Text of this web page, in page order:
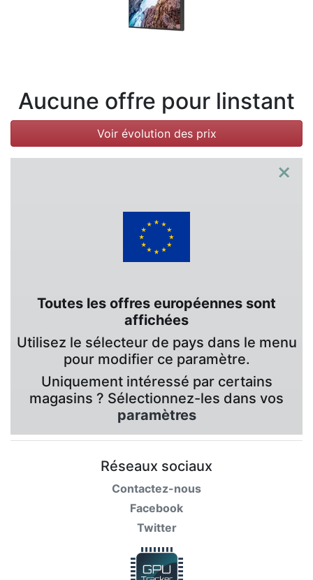
Aucune offre pour linstant
Voir évolution des prix
×
Toutes les offres européennes sont
affichées
Utilisez le sélecteur de pays dans le menu
pour modifier ce paramètre.
Uniquement intéressé par certains
magasins ? Sélectionnez-les dans vos
paramètres
Réseaux sociaux
Contactez-nous
Facebook
Twitter